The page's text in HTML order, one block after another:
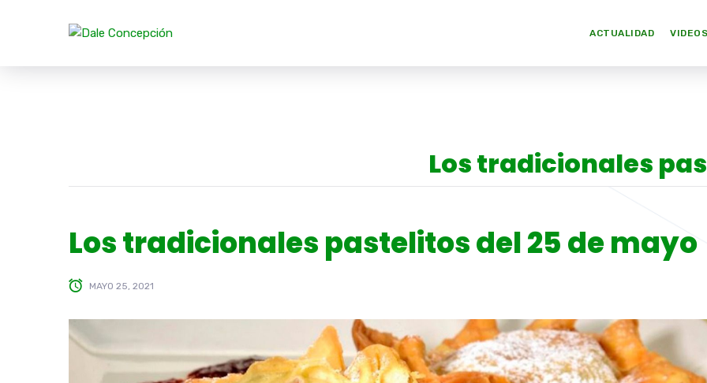
ACTUALIDAD VIDEOS
Los tradicionales
Los tradicionales pastelitos del 25 de mayo
MAYO 25, 2021